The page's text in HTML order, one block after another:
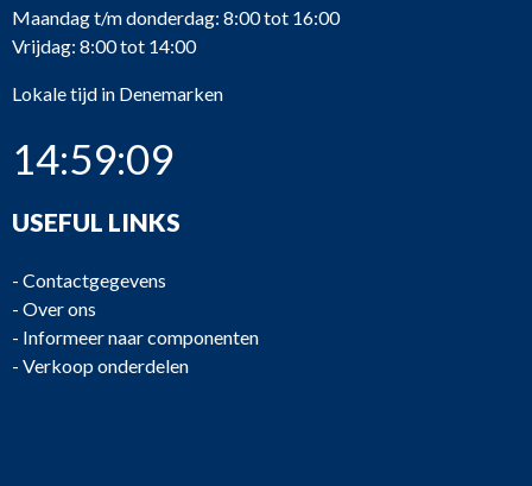
Maandag t/m donderdag: 8:00 tot 16:00
Vrijdag: 8:00 tot 14:00
Lokale tijd in Denemarken
14:59:09
USEFUL LINKS
- Contactgegevens
- Over ons
- Informeer naar componenten
- Verkoop onderdelen